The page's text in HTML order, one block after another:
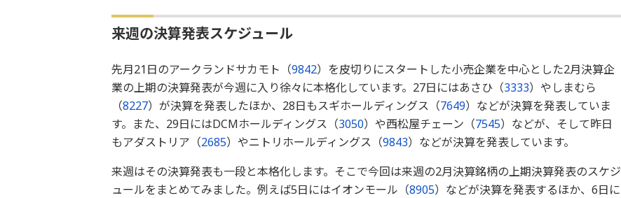
来週の決算発表スケジュール
先月21日のアークランドサカモト（9842）を皮切りにスタートした小売企業を中心とした2月決算企
業の上期の決算発表が今週に入り徐々に本格化しています。27日にはあさひ（3333）やしまむら
（8227）が決算を発表したほか、28日もスギホールディングス（7649）などが決算を発表していま
す。また、29日にはDCMホールディングス（3050）や西松屋チェーン（7545）などが、そして昨日
もアダストリア（2685）やニトリホールディングス（9843）などが決算を発表しています。
来週はその決算発表も一段と本格化します。そこで今回は来週の2月決算銘柄の上期決算発表のスケジ
ュールをまとめてみました。例えば5日にはイオンモール（8905）などが決算を発表するほか、6日に